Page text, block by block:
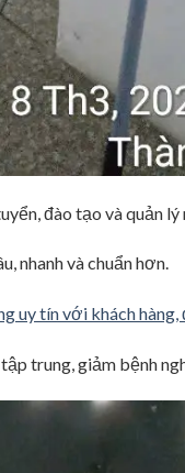
đào tạo và quản lý
nhanh và chuẩn hơn.
uy tín với khách hàng,
trung, giảm bệnh